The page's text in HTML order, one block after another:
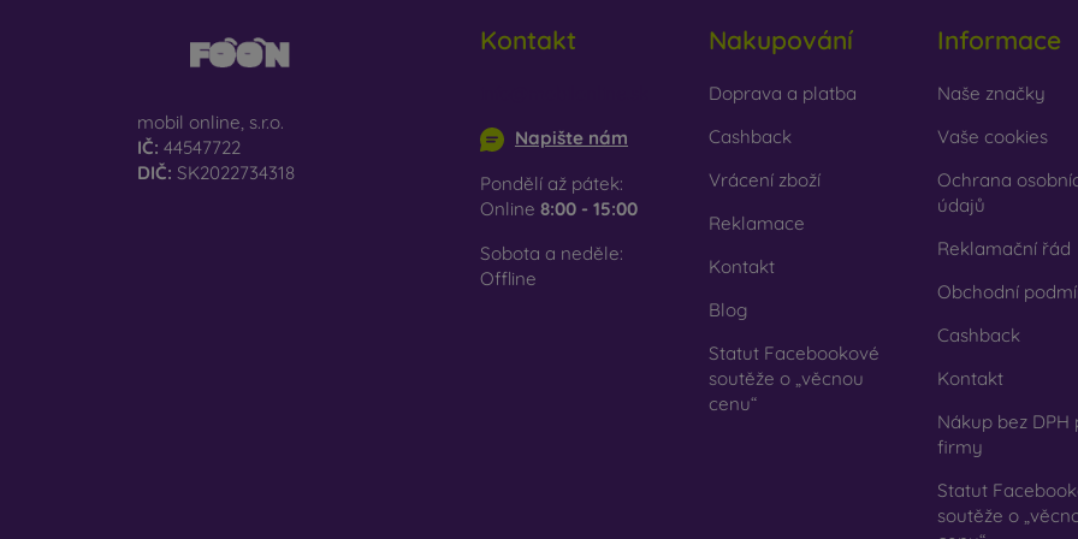
přírodě mohou 100 % rozložit. Důraz na životní prostředí je dnes
Na našem e-shopu FOON najdete desítky zajímavých krytů na
mobil online, s.r.o.
IČ: 44547722
DIČ: SK2022734318
Kontakt
Napište nám
Pondělí až pátek:
Online 8:00 - 15:00
Sobota a neděle:
Offline
Nakupování
Doprava a platba
Cashback
Vrácení zboží
Reklamace
Kontakt
Blog
Statut Facebookové
soutěže o „věcnou
cenu“
Informace
Naše značky
Vaše cookies
Ochrana
údajů
Reklamační řád
Obchodní
Cashback
Kontakt
Nákup bez DPH
firmy
Statut
soutěže o